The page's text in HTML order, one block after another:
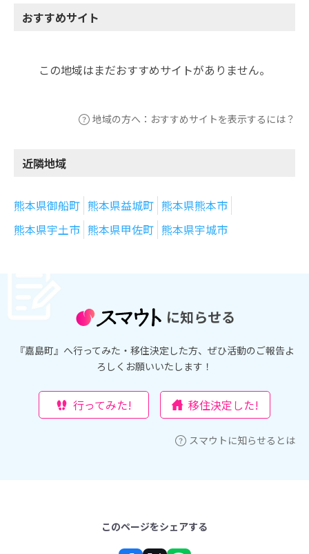
おすすめサイト
この地域はまだおすすめサイトがありません。
地域の方へ：おすすめサイトを表示するには？
近隣地域
熊本県御船町 熊本県益城町 熊本県熊本市
熊本県宇土市 熊本県甲佐町 熊本県宇城市
に知らせる
『嘉島町』へ行ってみた・移住決定した方、ぜひ活動のご報告よ
ろしくお願いいたします！
行ってみた! 移住決定した!
スマウトに知らせるとは
このページをシェアする